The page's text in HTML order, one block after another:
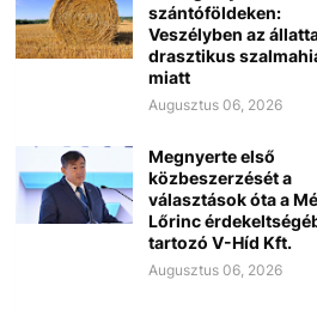
szántóföldeken:
Veszélyben az
drasztikus
miatt
Augusztus 06, 2026
Megnyerte első
közbeszerzését a
választások óta a
Lőrinc
tartozó V-Híd Kft.
Augusztus 06, 2026